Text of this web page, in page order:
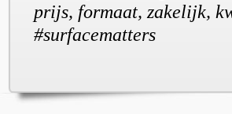
prijs, formaat, zakelijk,
#surfacematters